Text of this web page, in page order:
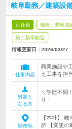
岐阜勤務／建築設
正社員 職種・業種未
第二新卒歓迎
情報更新日：2026/03/27
仕事内容
商業施設や
え工事を担
対象と
なる方
＼学歴不問
り！
勤務地
【本社】
所 【変更の